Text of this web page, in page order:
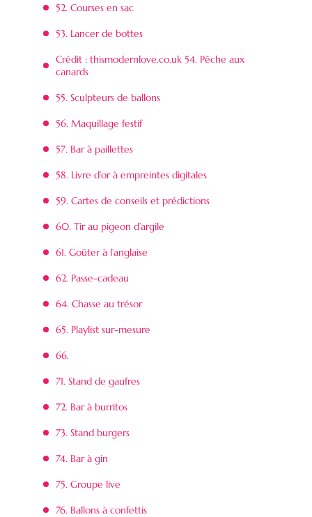
52. Courses en sac
53. Lancer de bottes
Crédit : thismodernlove.co.uk 54. Pêche aux
canards
55. Sculpteurs de ballons
56. Maquillage festif
57. Bar à paillettes
58. Livre d’or à empreintes digitales
59. Cartes de conseils et prédictions
60. Tir au pigeon d’argile
61. Goûter à l’anglaise
62. Passe-cadeau
64. Chasse au trésor
65. Playlist sur-mesure
66.
71. Stand de gaufres
72. Bar à burritos
73. Stand burgers
74. Bar à gin
75. Groupe live
76. Ballons à confettis